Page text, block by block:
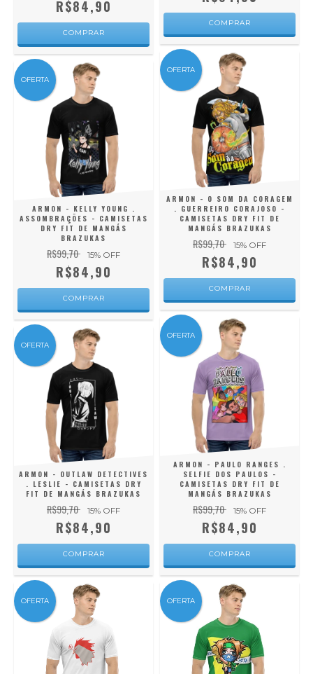
R$84,90
COMPRAR
COMPRAR
OFERTA
ARMON - KELLY YOUNG .
ASSOMBRAÇÕES - CAMISETAS
DRY FIT DE MANGÁS
BRAZUKAS
R$99,70 15% OFF
R$84,90
COMPRAR
OFERTA
ARMON - O SOM DA CORAGEM
. GUERREIRO CORAJOSO -
CAMISETAS DRY FIT DE
MANGÁS BRAZUKAS
R$99,70 15% OFF
R$84,90
COMPRAR
OFERTA
ARMON - OUTLAW DETECTIVES
. LESLIE - CAMISETAS DRY
FIT DE MANGÁS BRAZUKAS
R$99,70 15% OFF
R$84,90
COMPRAR
OFERTA
ARMON - PAULO RANGES .
SELFIE DOS PAULOS -
CAMISETAS DRY FIT DE
MANGÁS BRAZUKAS
R$99,70 15% OFF
R$84,90
COMPRAR
OFERTA OFERTA